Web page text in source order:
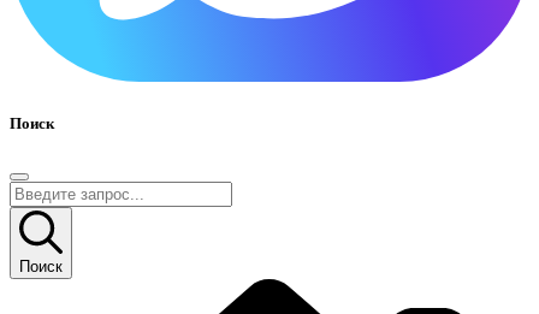
Поиск
Поиск